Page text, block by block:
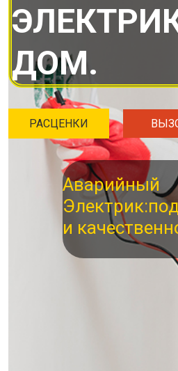
ДОМ.
РАСЦЕНКИ
Аварийный
Электрик:
и